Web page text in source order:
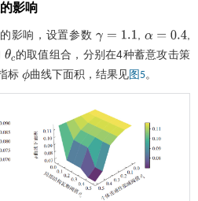
影响
影响，设置参数 γ=1.1 α= 0.4
θc的取值组合，分别在4种蓄意攻击策
标 ϕ曲线下面积，结果见图5。